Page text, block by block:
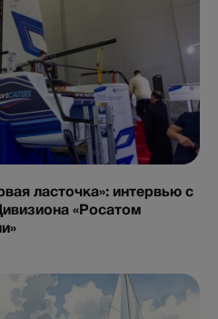
ласточка»: интервью с
«Росатом